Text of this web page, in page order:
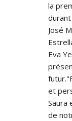
la
durant
José
Eva
et
Saura
de